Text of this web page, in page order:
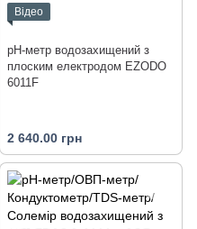
Відео
рН-метр водозахищений з
плоским електродом EZODO
6011F
2 640.00 грн